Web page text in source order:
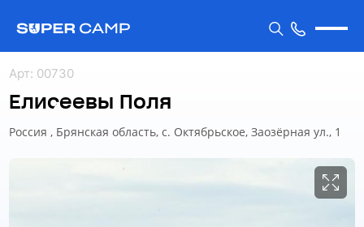
Арт: 00730
Елисеевы Поля
Россия , Брянская область, с. Октябрьское, Заозёрная ул., 1